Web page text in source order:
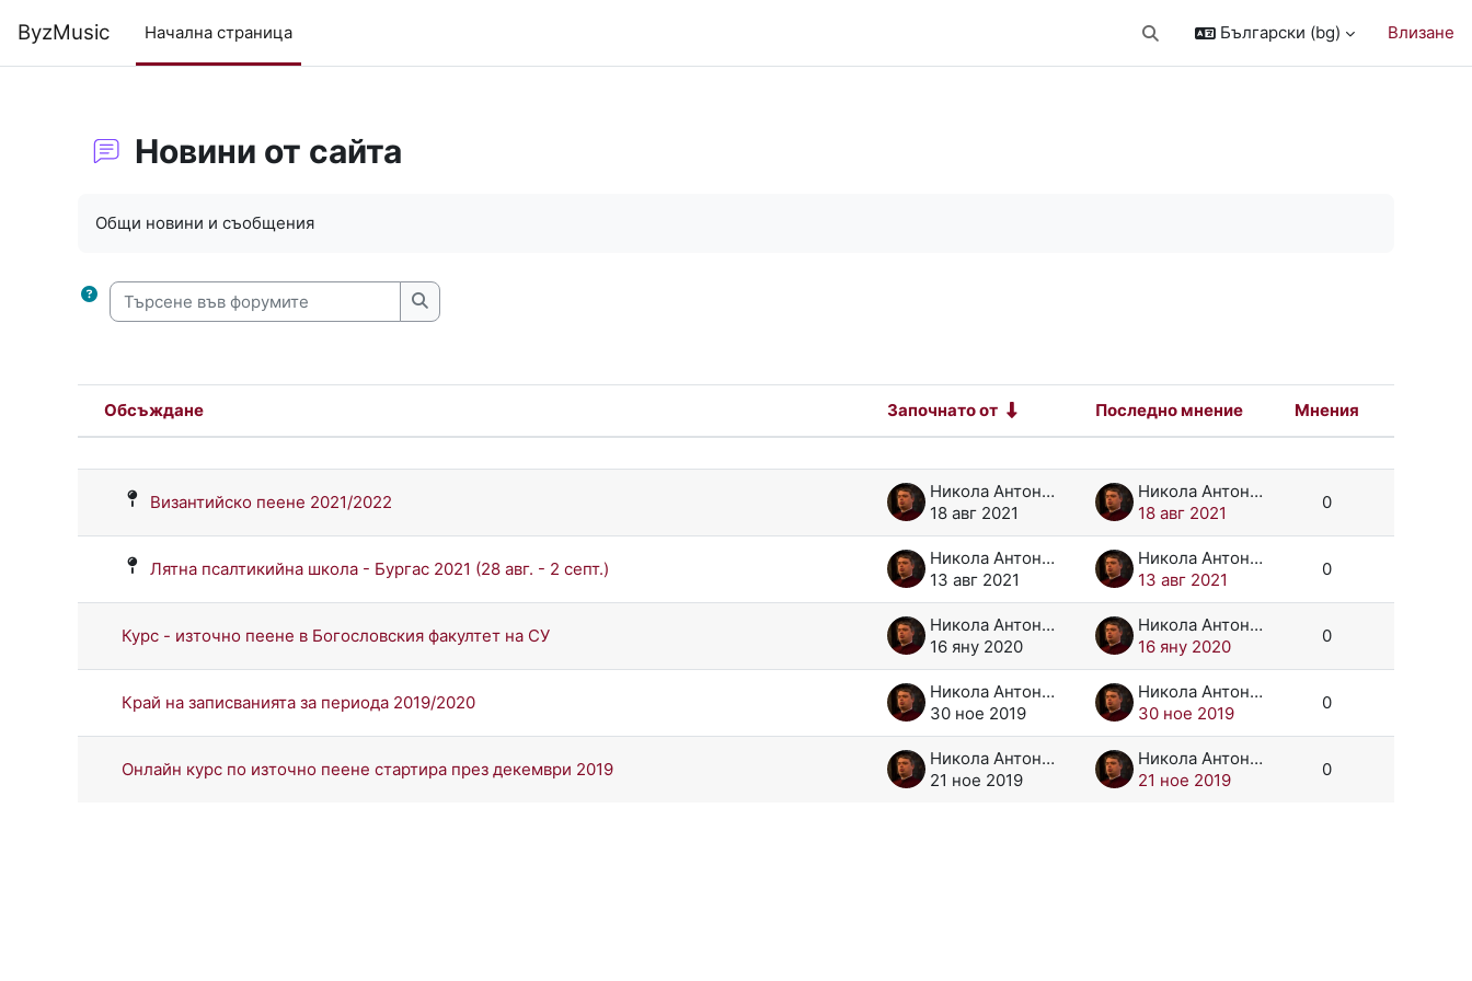
ByzMusic Начална страница Превключване при въвеждане на
Български ‎(bg)‎ Влизане
Новини от сайта
Общи новини и съобщения
Търсене във форумите
Търсене във форумите
Състояние
Обсъждане Започнато от Последно мнение
Мнения
Действия
Византийско пеене 2021/2022
Никола Антонов
18 авг 2021
Никола Антонов
18 авг 2021
0
Лятна псалтикийна школа - Бургас 2021 (28 авг. - 2 септ.)
Никола Антонов
13 авг 2021
Никола Антонов
13 авг 2021
0
Курс - източно пеене в Богословския факултет на СУ
Никола Антонов
16 яну 2020
Никола Антонов
16 яну 2020
0
Край на записванията за периода 2019/2020
Никола Антонов
30 ное 2019
Никола Антонов
30 ное 2019
0
Онлайн курс по източно пеене стартира през декември 2019
Никола Антонов
21 ное 2019
Никола Антонов
21 ное 2019
0